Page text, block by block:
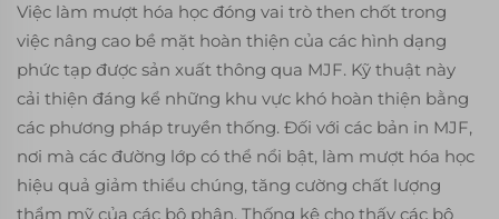
Việc làm mượt hóa học đóng vai trò then chốt trong
việc nâng cao bề mặt hoàn thiện của các hình dạng
phức tạp được sản xuất thông qua MJF. Kỹ thuật này
cải thiện đáng kể những khu vực khó hoàn thiện bằng
các phương pháp truyền thống. Đối với các bản in MJF,
nơi mà các đường lớp có thể nổi bật, làm mượt hóa học
hiệu quả giảm thiểu chúng, tăng cường chất lượng
thẩm mỹ của các bộ phận. Thống kê cho thấy các bộ